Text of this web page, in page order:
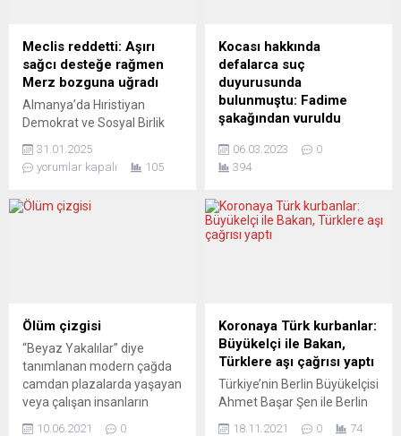
Şahin, Almanya’da Yabancı
Gazeteciler Cemiyeti’nin
(VAP) çevrimiçi düzenlediği
basın toplantısında, Covid-
19 salgınına ve şirketin
ürettiği aşıya ilişkin
açıklamalarda bulundu....
Üniversitesi’nde binalara
zarar verdikleri gerekçesiyle
öğrencilere polis müdahale
etti. Öğrenciler, İspanya’nın
24 büyük kentindeki
üniversite kampüslerinde ve
sokaklarda...
Meclis reddetti: Aşırı
sağcı desteğe rağmen
Merz bozguna uğradı
Almanya’da Hıristiyan
Demokrat ve Sosyal Birlik
tarafından sunulan ve
düzensiz göçü sınırlamayı
tasarısı, aşırı sağcı Almanya
zorlaştıran ve federal polise
sınır dışı yetkisini genişleten
tasarı, 338 lehte, 350
aleyhte ve...
31.01.2025
yorumlar kapalı
105
Kocası hakkında
defalarca suç
duyurusunda
bulunmuştu: Fadime
şakağından vuruldu
cansız bedeni, Temmuz
2022’de Stuttgart Bad
içinde bir arabada
bulunmuştu. Eşini öldüren
“BENİ ÖLDÜRMEK İSTEDİ”
“Beni öldürmek istedi.
Gözlerinden anladım.” 18
Ekim 2021 tarihli polis
tutanağında Fadime G.’nin
sözleri bunlardı. “Artık
dayanamıyorum,”...
06.03.2023
0
394
Ölüm çizgisi
“Beyaz Yakalılar” diye
tanımlanan modern çağda
camdan plazalarda yaşayan
veya çalışan insanların
10.06.2021
0
Koronaya Türk kurbanlar:
Büyükelçi ile Bakan,
Türklere aşı çağrısı yaptı
Türkiye’nin Berlin Büyükelçisi
Ahmet Başar Şen ile Berlin
18.11.2021 0 74